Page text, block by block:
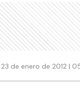
23 de enero de 2012 |